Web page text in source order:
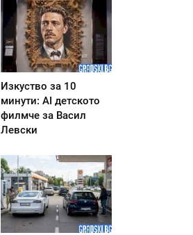
Изкуство за 10
минути: AI детското
филмче за Васил
Левски